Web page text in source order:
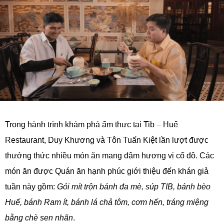
Trong hành trình khám phá ẩm thực tại Tib – Huế
Restaurant, Duy Khương và Tôn Tuấn Kiệt lần lượt được
thưởng thức nhiều món ăn mang đậm hương vị cố đô. Các
món ăn được Quán ăn hạnh phúc giới thiệu đến khán giả
tuần này gồm: Gỏi mít trộn bánh đa mè, súp TIB, bánh bèo
Huế, bánh Ram ít, bánh lá chả tôm, cơm hến, tráng miệng
bằng chè sen nhãn.